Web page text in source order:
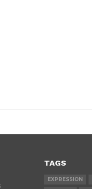
TAGS
EXPRESSION